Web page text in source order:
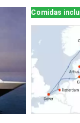
Comidas